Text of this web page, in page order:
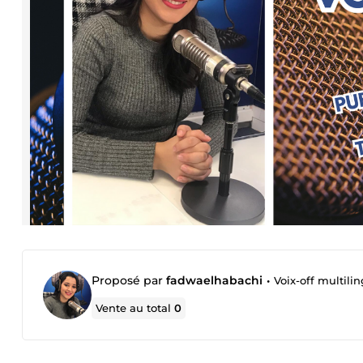
Proposé par fadwaelhabachi • Voix-off
Vente au total0